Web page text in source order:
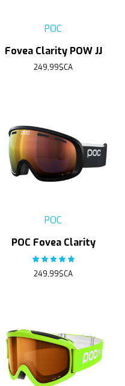
POC
Fovea Clarity POW JJ
249,99$CA
POC
POC Fovea Clarity
The rating of this
249,99$CA